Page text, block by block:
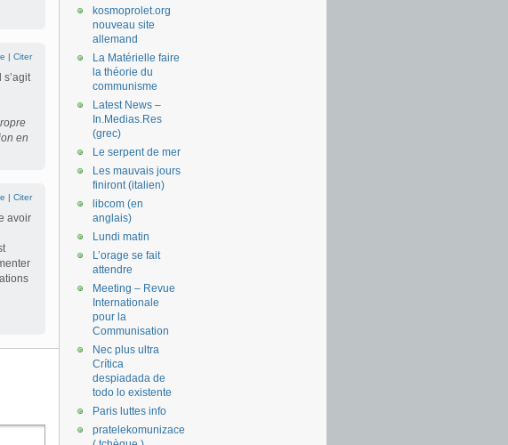
| Citer
en
| Citer
avoir
kosmoprolet.org
nouveau site
allemand
La Matérielle faire
la théorie du
communisme
Latest News –
In.Medias.Res
(grec)
Le serpent de mer
Les mauvais jours
finiront (italien)
libcom (en
anglais)
Lundi matin
L’orage se fait
attendre
Meeting – Revue
Internationale
pour la
Communisation
Nec plus ultra
Crítica
despiadada de
todo lo existente
Paris luttes info
pratelekomunizace